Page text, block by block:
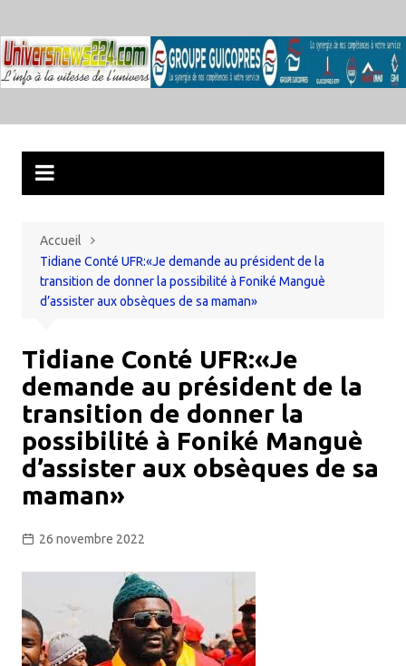
au
contenu
Accueil
Tidiane Conté UFR:«Je demande au président de la
transition de donner la possibilité à Foniké Manguè
d’assister aux obsèques de sa maman»
Tidiane Conté UFR:«Je
demande au président de la
transition de donner la
possibilité à Foniké Manguè
d’assister aux obsèques de sa
maman»
26 novembre 2022